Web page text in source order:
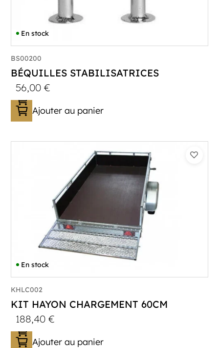
En stock
BS00200
BÉQUILLES STABILISATRICES
56,00€
Ajouter au panier
En stock
KHLC002
KIT HAYON CHARGEMENT 60CM
188,40€
Ajouter au panier